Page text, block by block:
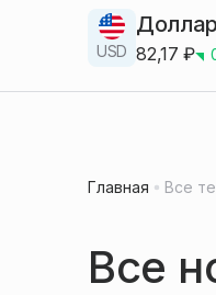
USD 82,17 ₽
Главная Все
Все